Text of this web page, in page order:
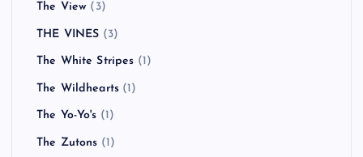
The View (3)
THE VINES (3)
The White Stripes (1)
The Wildhearts (1)
The Yo-Yo's (1)
The Zutons (1)